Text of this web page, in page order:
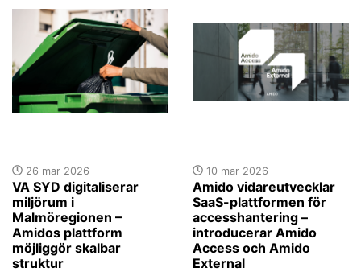
26 mar 2026
VA SYD digitaliserar
miljörum i
Malmöregionen –
Amidos plattform
möjliggör skalbar
struktur
10 mar 2026
Amido vidareutvecklar
SaaS-plattformen för
accesshantering –
introducerar Amido
Access och Amido
External